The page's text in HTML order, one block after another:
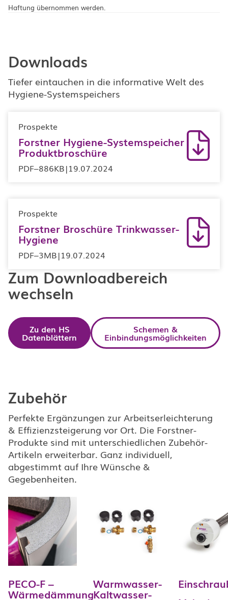
Haftung übernommen werden.
Downloads
Tiefer eintauchen in die informative Welt des
Hygiene-Systemspeichers
Prospekte
Forstner Hygiene-Systemspeicher
Produktbroschüre
PDF–886KB|19.07.2024
Prospekte
Forstner Broschüre Trinkwasser-
Hygiene
PDF–3MB|19.07.2024
Zum Downloadbereich
wechseln
Zu den HS
Datenblättern
Schemen &
Einbindungsmöglichkeiten
Zubehör
Perfekte Ergänzungen zur Arbeitserleichterung
& Effizienzsteigerung vor Ort. Die Forstner-
Produkte sind mit unterschiedlichen Zubehör-
Artikeln erweiterbar. Ganz individuell,
abgestimmt auf Ihre Wünsche &
Gegebenheiten.
PECO-F –
Wärmedämmung
Warmwasser-
Kaltwasser-